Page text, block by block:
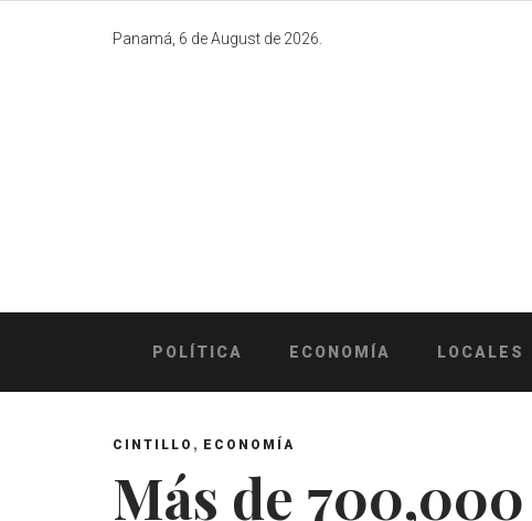
Panamá, 6 de August de 2026.
POLÍTICA ECONOMÍA LOCALES
CINTILLO , ECONOMÍA
Más de